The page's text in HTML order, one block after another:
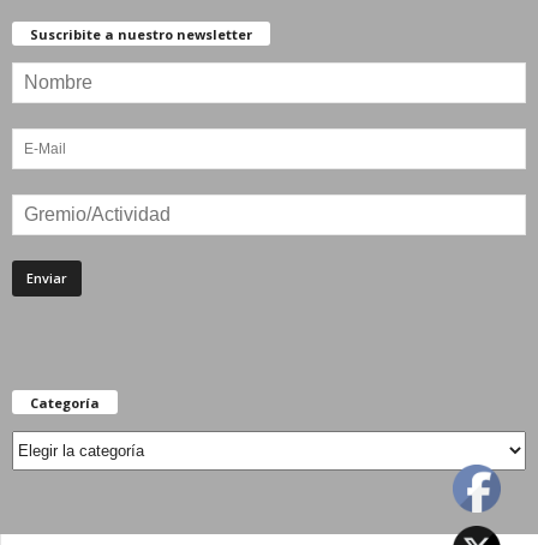
Suscribite a nuestro newsletter
Categoría
Categoría